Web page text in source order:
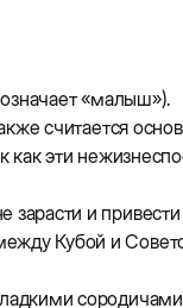
«малыш»).
считается
как эти
и
Кубой и